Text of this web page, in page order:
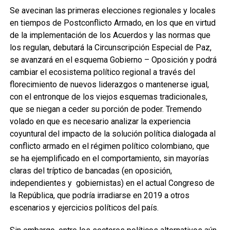
Se avecinan las primeras elecciones regionales y locales
en tiempos de Postconflicto Armado, en los que en virtud
de la implementación de los Acuerdos y las normas que
los regulan, debutará la Circunscripción Especial de Paz,
se avanzará en el esquema Gobierno – Oposición y podrá
cambiar el ecosistema político regional a través del
florecimiento de nuevos liderazgos o mantenerse igual,
con el entronque de los viejos esquemas tradicionales,
que se niegan a ceder su porción de poder. Tremendo
volado en que es necesario analizar la experiencia
coyuntural del impacto de la solución política dialogada al
conflicto armado en el régimen político colombiano, que
se ha ejemplificado en el comportamiento, sin mayorías
claras del tríptico de bancadas (en oposición,
independientes y gobiernistas) en el actual Congreso de
la República, que podría irradiarse en 2019 a otros
escenarios y ejercicios políticos del país.